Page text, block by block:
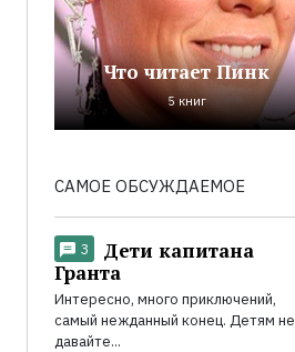
Что читает Пинк
5 книг
САМОЕ ОБСУЖДАЕМОЕ
3
Дети капитана
Гранта
Интересно, много приключений,
самый нежданный конец. Детям не
давайте...